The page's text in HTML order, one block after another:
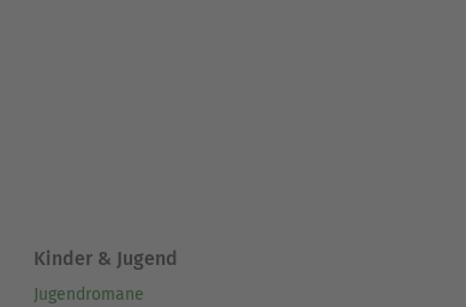
Kinder & Jugend
Jugendromane